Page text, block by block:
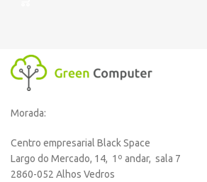
Morada:
Centro empresarial Black Space
Largo do Mercado, 14, 1º andar, sala 7
2860-052 Alhos Vedros